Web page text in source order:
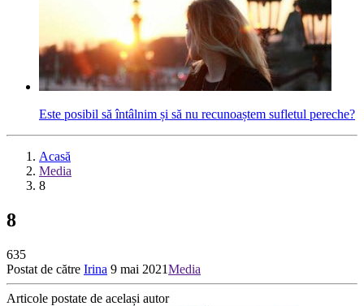
Este posibil să întâlnim și să nu recunoaștem sufletul pereche?
Acasă
Media
8
8
635
Postat de către Irina 9 mai 2021Media
Articole postate de același autor